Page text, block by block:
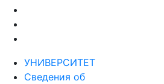
УНИВЕРСИТЕТ
Сведения об